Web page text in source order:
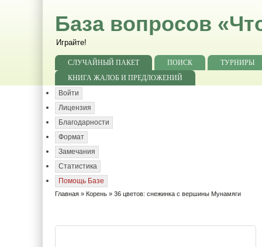
База вопросов
Играйте!
СЛУЧАЙНЫЙ ПАКЕТ ПОИСК
ТУРНИРЫ
КНИГА ЖАЛОБ И ПРЕДЛОЖЕНИЙ
Войти
Лицензия
Благодарности
Формат
Замечания
Статистика
Помощь Базе
Главная » Корень » 36 цветов: снежинка с вершины Мунамяги